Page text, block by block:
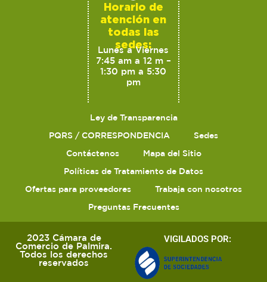
Horario de
atención en
todas las
sedes:
Lunes a Viernes
7:45 am a 12 m –
1:30 pm a 5:30
pm
Ley de Transparencia
PQRS / CORRESPONDENCIA
Sedes
Contáctenos
Mapa del Sitio
Políticas de Tratamiento de Datos
Ofertas para proveedores
Trabaja con nosotros
Preguntas Frecuentes
2023 Cámara de
Comercio de Palmira.
Todos los derechos
reservados
VIGILADOS POR: